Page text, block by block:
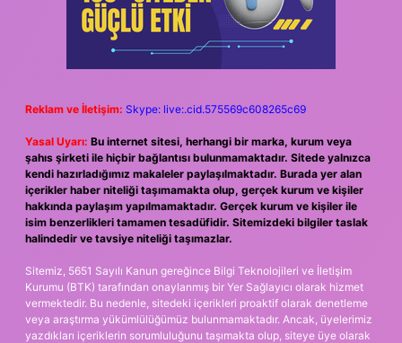
Reklam ve İletişim: Skype: live:.cid.575569c608265c69
Yasal Uyarı: Bu internet sitesi, herhangi bir marka, kurum veya
şahıs şirketi ile hiçbir bağlantısı bulunmamaktadır. Sitede yalnızca
kendi hazırladığımız makaleler paylaşılmaktadır. Burada yer alan
içerikler haber niteliği taşımamakta olup, gerçek kurum ve kişiler
hakkında paylaşım yapılmamaktadır. Gerçek kurum ve kişiler ile
isim benzerlikleri tamamen tesadüfidir. Sitemizdeki bilgiler taslak
halindedir ve tavsiye niteliği taşımazlar.
Sitemiz, 5651 Sayılı Kanun gereğince Bilgi Teknolojileri ve İletişim
Kurumu (BTK) tarafından onaylanmış bir Yer Sağlayıcı olarak hizmet
vermektedir. Bu nedenle, sitedeki içerikleri proaktif olarak denetleme
veya araştırma yükümlülüğümüz bulunmamaktadır. Ancak, üyelerimiz
yazdıkları içeriklerin sorumluluğunu taşımakta olup, siteye üye olarak